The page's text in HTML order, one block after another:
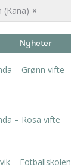
×
(Kana)
Nyheter
– Grønn vifte
– Rosa vifte
– Fotballskolen